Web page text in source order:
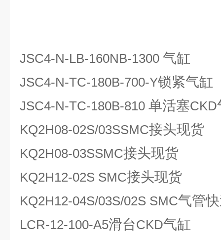
JSC4-N-LB-160NB-1300 气缸
JSC4-N-TC-180B-700-Y锁紧气缸
JSC4-N-TC-180B-810 单活塞CKD
KQ2H08-02S/03SSMC接头现货
KQ2H08-03SSMC接头现货
KQ2H12-02S SMC接头现货
KQ2H12-04S/03S/02S SMC气管
LCR-12-100-A5滑台CKD气缸